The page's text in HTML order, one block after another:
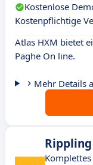
Kostenlose
Kostenpflichtige
Atlas HXM bietet
Paghe On line.
Mehr Details
Rippling
Komplettes